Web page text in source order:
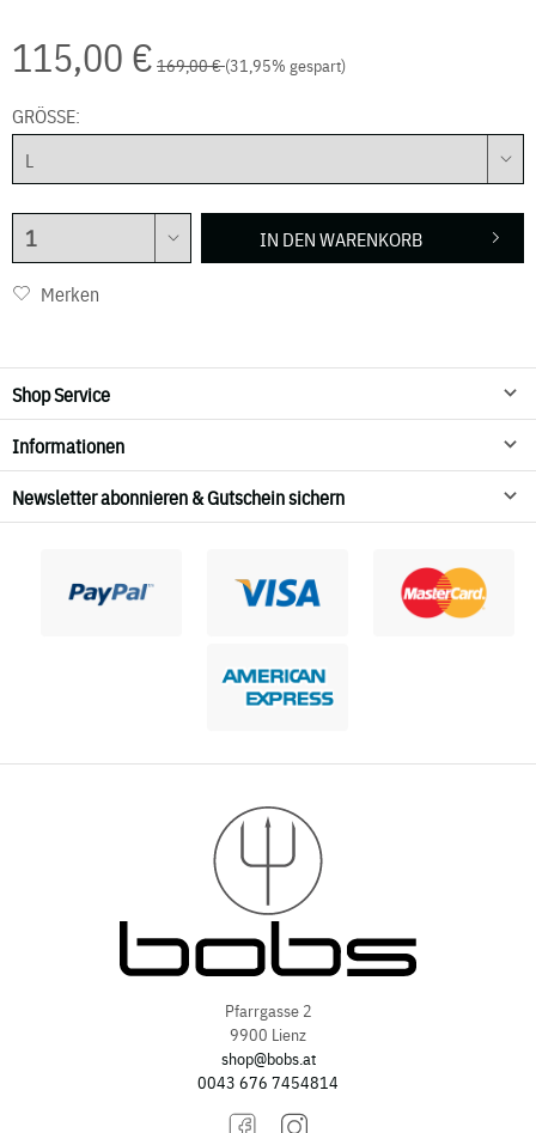
115,00 € 169,00 €(31,95% gespart)
GRÖSSE:
IN DENWARENKORB
Merken
Shop Service
Informationen
Newsletter abonnieren & Gutschein sichern
Pfarrgasse 2
9900 Lienz
shop@bobs.at
0043 676 7454814